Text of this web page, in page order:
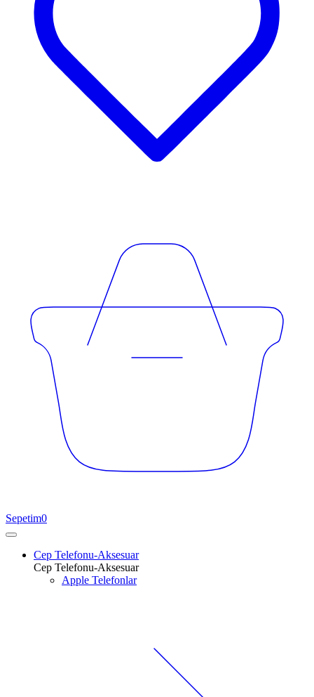
Sepetim0
Cep Telefonu-Aksesuar
Cep Telefonu-Aksesuar
Apple Telefonlar